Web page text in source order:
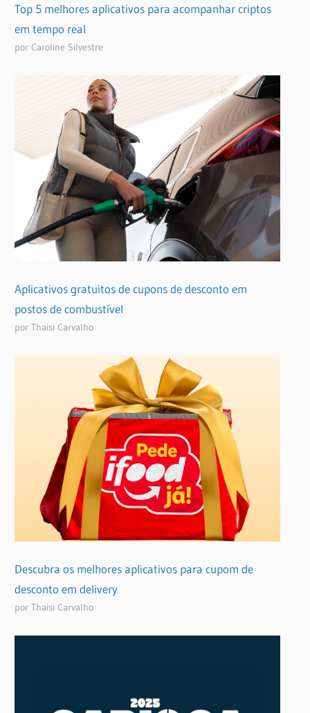
Top 5 melhores aplicativos para acompanhar criptos
em tempo real
por Caroline Silvestre
Aplicativos gratuitos de cupons de desconto em
postos de combustível
por Thaisi Carvalho
Descubra os melhores aplicativos para cupom de
desconto em delivery
por Thaisi Carvalho